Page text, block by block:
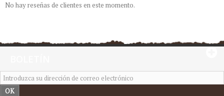
No hay reseñas de clientes en este momento.
OK